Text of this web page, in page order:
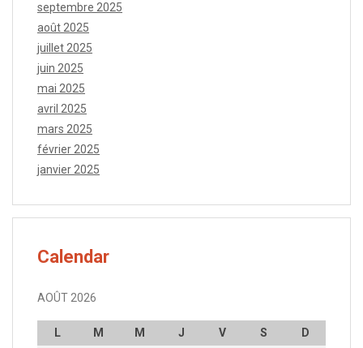
septembre 2025
août 2025
juillet 2025
juin 2025
mai 2025
avril 2025
mars 2025
février 2025
janvier 2025
Calendar
AOÛT 2026
L M M J V S
D